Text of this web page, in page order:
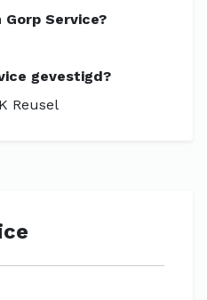
Service?
gevestigd?
Reusel